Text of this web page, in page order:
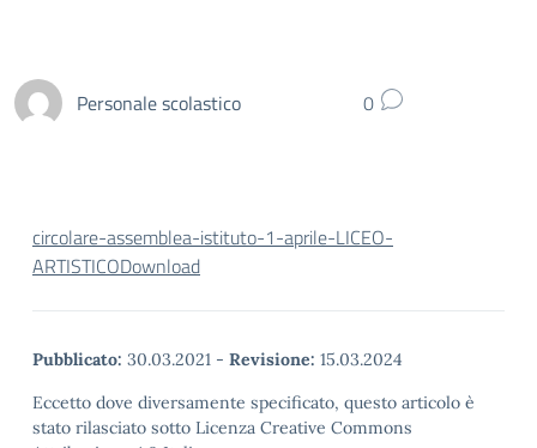
Personale scolastico 0
circolare-assemblea-istituto-1-aprile-LICEO-
ARTISTICODownload
Pubblicato: 30.03.2021 - Revisione: 15.03.2024
Eccetto dove diversamente specificato, questo articolo è
stato rilasciato sotto Licenza Creative Commons